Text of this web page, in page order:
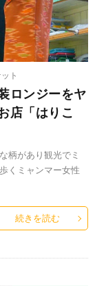
ト
ロンジーをヤ
店「はりこ
柄があり観光でミ
くミャンマー女性
続きを読む